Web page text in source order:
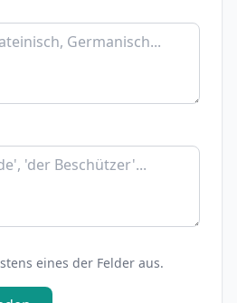
eines der Felder aus.